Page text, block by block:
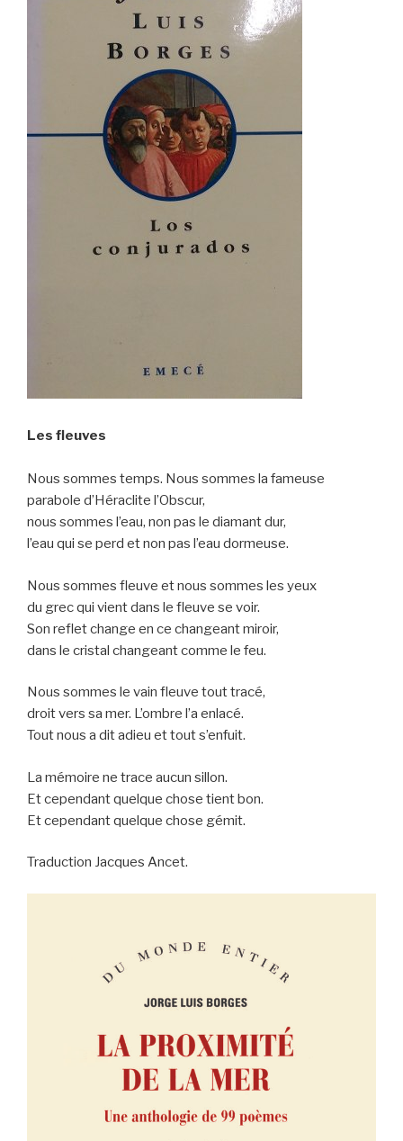
Les fleuves
Nous sommes temps. Nous sommes la fameuse
parabole d’Héraclite l’Obscur,
nous sommes l’eau, non pas le diamant dur,
l’eau qui se perd et non pas l’eau dormeuse.
Nous sommes fleuve et nous sommes les yeux
du grec qui vient dans le fleuve se voir.
Son reflet change en ce changeant miroir,
dans le cristal changeant comme le feu.
Nous sommes le vain fleuve tout tracé,
droit vers sa mer. L’ombre l’a enlacé.
Tout nous a dit adieu et tout s’enfuit.
La mémoire ne trace aucun sillon.
Et cependant quelque chose tient bon.
Et cependant quelque chose gémit.
Traduction Jacques Ancet.